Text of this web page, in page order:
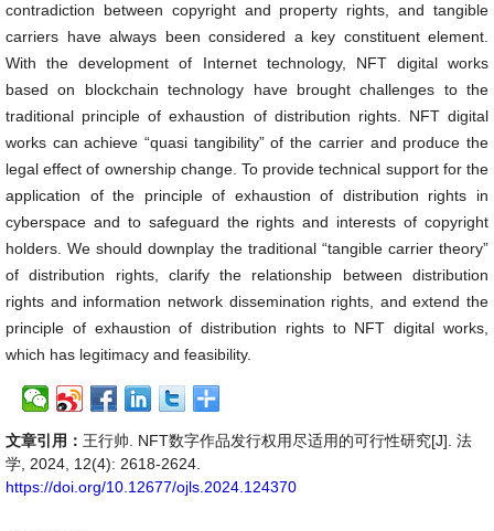
contradiction between copyright and property rights, and tangible
carriers have always been considered a key constituent element.
With the development of Internet technology, NFT digital works
based on blockchain technology have brought challenges to the
traditional principle of exhaustion of distribution rights. NFT digital
works can achieve “quasi tangibility” of the carrier and produce the
legal effect of ownership change. To provide technical support for the
application of the principle of exhaustion of distribution rights in
cyberspace and to safeguard the rights and interests of copyright
holders. We should downplay the traditional “tangible carrier theory”
of distribution rights, clarify the relationship between distribution
rights and information network dissemination rights, and extend the
principle of exhaustion of distribution rights to NFT digital works,
which has legitimacy and feasibility.
文章引用： 王行帅. NFT数字作品发行权用尽适用的可行性研究[J]. 法
学, 2024, 12(4): 2618-2624.
https://doi.org/10.12677/ojls.2024.124370